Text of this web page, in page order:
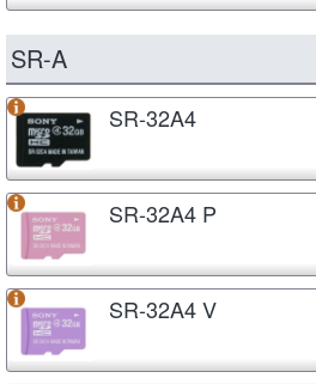
SR-A
SR-32A4
SR-32A4 P
SR-32A4 V